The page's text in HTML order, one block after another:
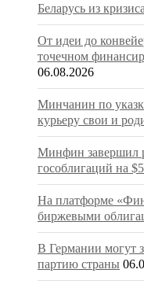
Беларусь из
От идеи до
точечном
06.08.2026
Минчанин по
курьеру свои и
Минфин завершил
гособлигаций на
На платформе
биржевыми
В Германии могут
партию страны